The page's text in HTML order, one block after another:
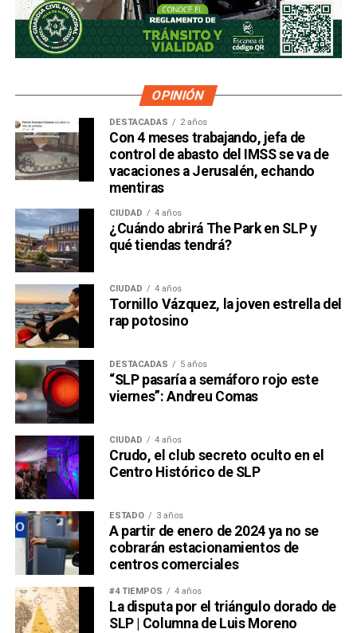
OPINIÓN
DESTACADAS 2 años
Con 4 meses trabajando, jefa de
control de abasto del IMSS se va de
vacaciones a Jerusalén, echando
mentiras
CIUDAD 4 años
¿Cuándo abrirá The Park en SLP y
qué tiendas tendrá?
CIUDAD 4 años
Tornillo Vázquez, la joven estrella del
rap potosino
DESTACADAS 5 años
“SLP pasaría a semáforo rojo este
viernes”: Andreu Comas
CIUDAD 4 años
Crudo, el club secreto oculto en el
Centro Histórico de SLP
ESTADO 3 años
A partir de enero de 2024 ya no se
cobrarán estacionamientos de
centros comerciales
#4 TIEMPOS 4 años
La disputa por el triángulo dorado de
SLP | Columna de Luis Moreno